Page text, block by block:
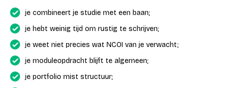
je combineert je studie met een baan;
je hebt weinig tijd om rustig te schrijven;
je weet niet precies wat NCOI van je verwacht;
je moduleopdracht blijft te algemeen;
je portfolio mist structuur;